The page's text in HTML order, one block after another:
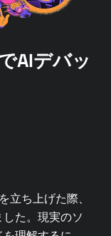
AIデバッ
立ち上げた際、
た。現実のソ